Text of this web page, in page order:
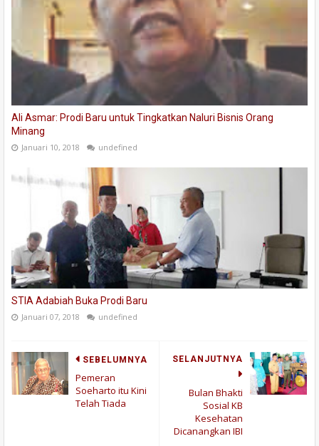
Ali Asmar: Prodi Baru untuk Tingkatkan Naluri Bisnis Orang
Minang
Januari 10, 2018 undefined
STIA Adabiah Buka Prodi Baru
Januari 07, 2018 undefined
SELANJUTNYA
Bulan Bhakti
Sosial KB
Kesehatan
Dicanangkan IBI
SEBELUMNYA
Pemeran
Soeharto itu Kini
Telah Tiada